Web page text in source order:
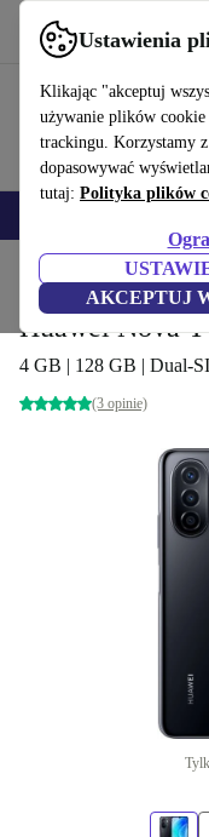
Ustawienia
Klikając "akceptuj
używanie plików cookie
trackingu. Korzystamy
dopasowywać
tutaj: Polityka plików
AKCEPTUJ
Korzystaj z refurbed
Produkty
Huawei Nova
4 GB | 128 GB | Dual-
(3 opinie)